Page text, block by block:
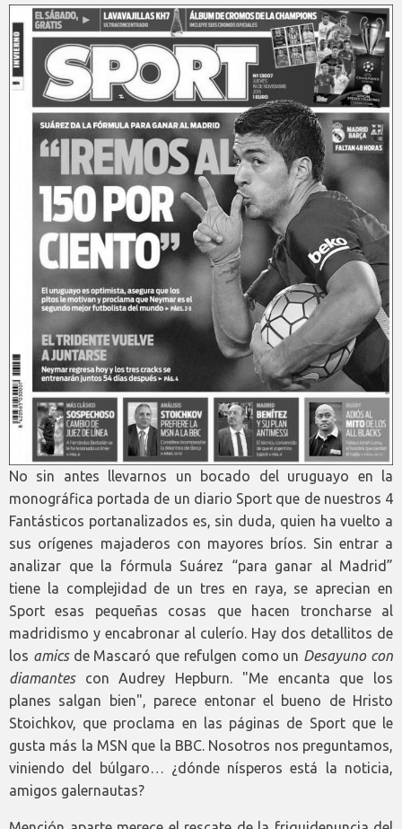
No sin antes llevarnos un bocado del uruguayo en la
monográfica portada de un diario Sport que de nuestros 4
Fantásticos portanalizados es, sin duda, quien ha vuelto a
sus orígenes majaderos con mayores bríos. Sin entrar a
analizar que la fórmula Suárez “para ganar al Madrid”
tiene la complejidad de un tres en raya, se aprecian en
Sport esas pequeñas cosas que hacen troncharse al
madridismo y encabronar al culerío. Hay dos detallitos de
los amicsde Mascaró que refulgen como un Desayuno con
diamantescon Audrey Hepburn. "Me encanta que los
planes salgan bien", parece entonar el bueno de Hristo
Stoichkov, que proclama en las páginas de Sport que le
gusta más la MSN que la BBC. Nosotros nos preguntamos,
viniendo del búlgaro… ¿dónde nísperos está la noticia,
amigos galernautas?